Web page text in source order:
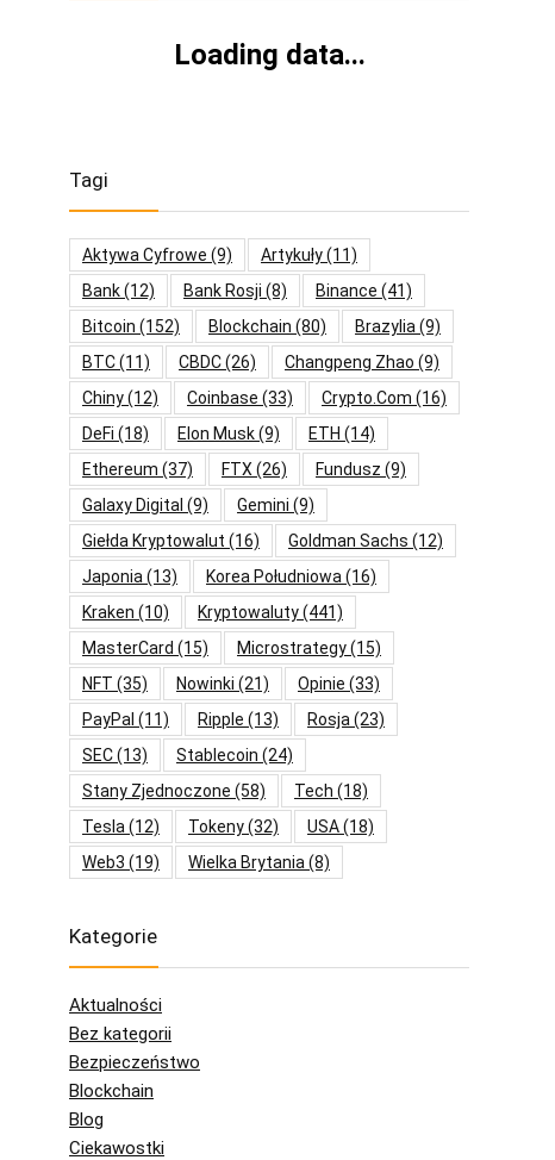
Loading data...
Tagi
Aktywa Cyfrowe (9) Artykuły(11)
Bank(12) Bank Rosji (8) Binance (41)
Bitcoin (152) Blockchain (80) Brazylia (9)
BTC(11) CBDC(26) Changpeng Zhao (9)
Chiny(12) Coinbase (33) Crypto.com (16)
DeFi (18) Elon Musk(9) ETH (14)
Ethereum (37) FTX (26) Fundusz (9)
Galaxy Digital (9) Gemini (9)
Giełda Kryptowalut (16) Goldman Sachs (12)
Japonia (13) Korea Południowa (16)
Kraken (10) Kryptowaluty(441)
MasterCard (15) Microstrategy(15)
NFT (35) Nowinki (21) Opinie (33)
PayPal (11) Ripple (13) Rosja (23)
SEC(13) Stablecoin (24)
Stany Zjednoczone (58) Tech (18)
Tesla (12) Tokeny(32) USA(18)
Web3 (19) Wielka Brytania (8)
Kategorie
Aktualności
Bez kategorii
Bezpieczeństwo
Blockchain
Blog
Ciekawostki